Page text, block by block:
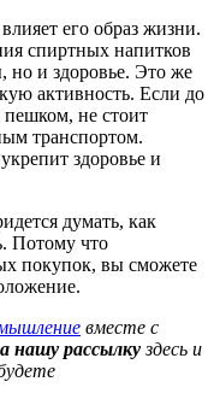
его образ жизни.
спиртных напитков
но и здоровье. Это же
активность. Если до
не стоит
транспортом.
здоровье и
думать, как
Потому что
покупок, вы сможете
вместе с
нашу рассылкуздесь и